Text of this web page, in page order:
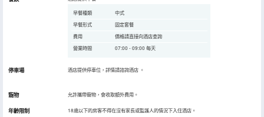
早餐種類
中式
早餐形式
固定套餐
費用
價格請直接向酒店查詢
營業時間
07:00 - 09:00 每天
停車場 酒店提供停車位，詳情請諮詢酒店 。
寵物 允許攜帶寵物，會收取額外費用。
年齡限制 18歲以下的房客不得在沒有家長或監護人的情況下入住酒店。